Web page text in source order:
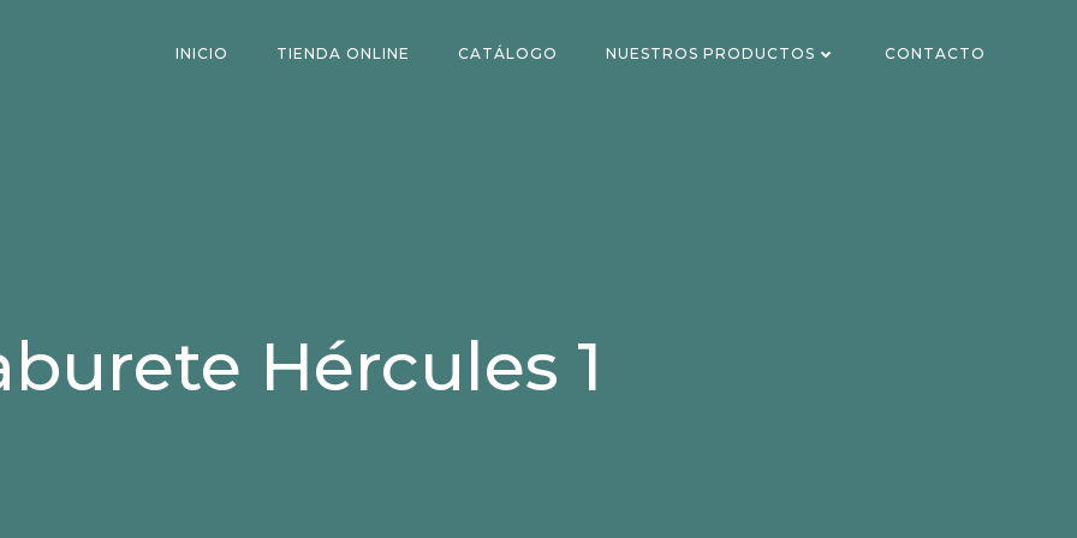
INICIO TIENDA ONLINE CATÁLOGO NUESTROS PRODUCTOS CONTACTO
Hércules 1